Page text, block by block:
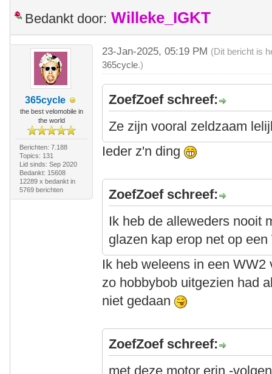
Bedankt door: Willeke_IGKT
365cycle
the best velomobile in
the world
Berichten: 7.188
Topics: 131
Lid sinds: Sep 2020
Bedankt: 15608
12289 x bedankt in
5769 berichten
23-Jan-2025, 05:19 PM (Dit bericht is
365cycle.)
ZoefZoef schreef:
Ze zijn vooral zeldzaam
Ieder z'n ding
ZoefZoef schreef:
Ik heb de alleweders nooit
glazen kap erop net op
Ik heb weleens in een
zo hobbybob uitgezien had
niet gedaan
ZoefZoef schreef:
met deze motor erin -